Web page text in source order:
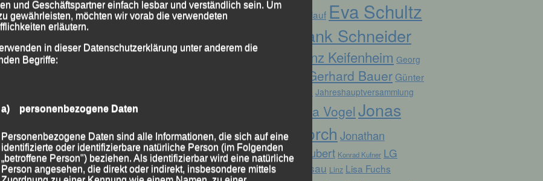
Tobias Schreindl (links)
Anfangstempo bei den Männern nicht mitlaufen.
die große Verfolgergruppe einreihen. Auf den
sich zwar etwas lösen und kam nach 30:11
diesem Ergebnis nicht ganz zufrieden, da er mit
hatte.
erreichte mit 33:04 Min. und Platz 96 das Ziel.
Domlauf Eva Schultz
Frank Schneider
Franz Keifenheim Georg
Gerhard Bauer Günter
Jahreshauptversammlung
Jana Vogel Jonas
Storch Jonathan
Schubert Konrad Kufner LG
Passau Linz Lisa Fuchs
und Geschäftspartner einfach lesbar und verständlich sein. Um
gewährleisten, möchten wir vorab die verwendeten
erläutern.
in dieser Datenschutzerklärung unter anderem die
Begriffe:
a) personenbezogene Daten
Personenbezogene Daten sind alle Informationen, die sich auf eine
identifizierte oder identifizierbare natürliche Person (im Folgenden
„betroffene Person") beziehen. Als identifizierbar wird eine natürliche
Person angesehen, die direkt oder indirekt, insbesondere mittels